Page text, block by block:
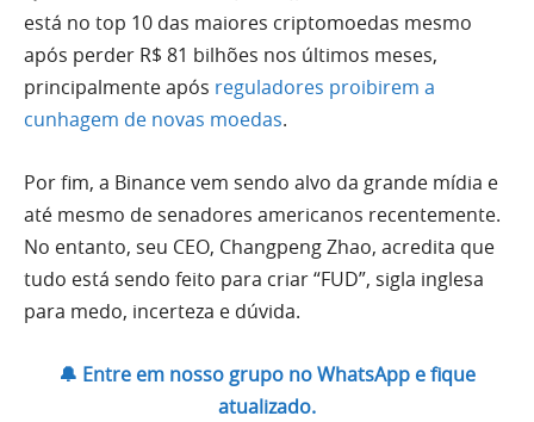
está no top 10 das maiores criptomoedas mesmo
após perder R$ 81 bilhões nos últimos meses,
principalmente após reguladores proibirem a
cunhagem de novas moedas.
Por fim, a Binance vem sendo alvo da grande mídia e
até mesmo de senadores americanos recentemente.
No entanto, seu CEO, Changpeng Zhao, acredita que
tudo está sendo feito para criar “FUD”, sigla inglesa
para medo, incerteza e dúvida.
🔔 Entre em nosso grupo no WhatsApp e fique
atualizado.